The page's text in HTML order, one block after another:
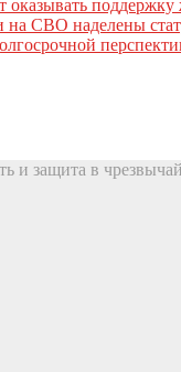
поддержку
СВО наделены
и защита в